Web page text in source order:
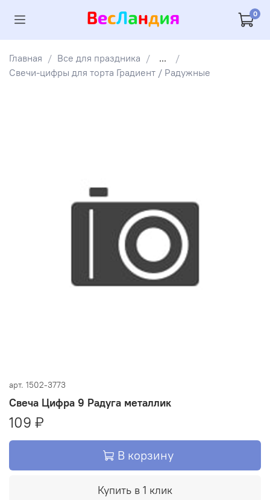
0
Главная Все для праздника
...
Свечи-цифры для торта Градиент / Радужные
арт. 1502-3773
Свеча Цифра 9 Радуга металлик
109 ₽
В корзину
Купить в 1 клик